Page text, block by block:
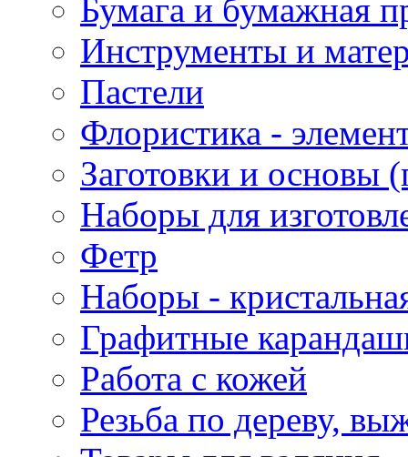
Бумага и бумажная
Инструменты и
Пастели
Флористика -
Заготовки и основы
Наборы для
Фетр
Наборы -
Графитные
Работа с кожей
Резьба по дереву,